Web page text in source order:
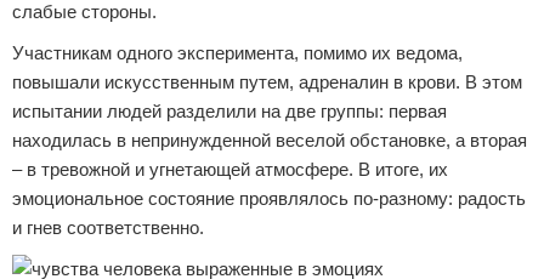
слабые стороны.
Участникам одного эксперимента, помимо их ведома,
повышали искусственным путем, адреналин в крови. В этом
испытании людей разделили на две группы: первая
находилась в непринужденной веселой обстановке, а вторая
– в тревожной и угнетающей атмосфере. В итоге, их
эмоциональное состояние проявлялось по-разному: радость
и гнев соответственно.